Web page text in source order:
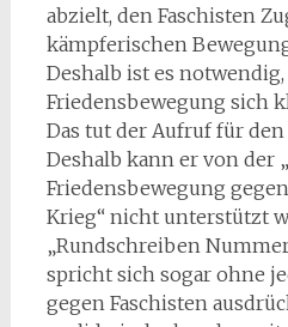
abzielt, den Faschisten
kämpferischen
Deshalb ist es notwendig,
Friedensbewegung sich
Das tut der Aufruf für den
Deshalb kann er von der
Friedensbewegung
Krieg“ nicht unterstützt
„Rundschreiben
spricht sich sogar ohne
gegen Faschisten